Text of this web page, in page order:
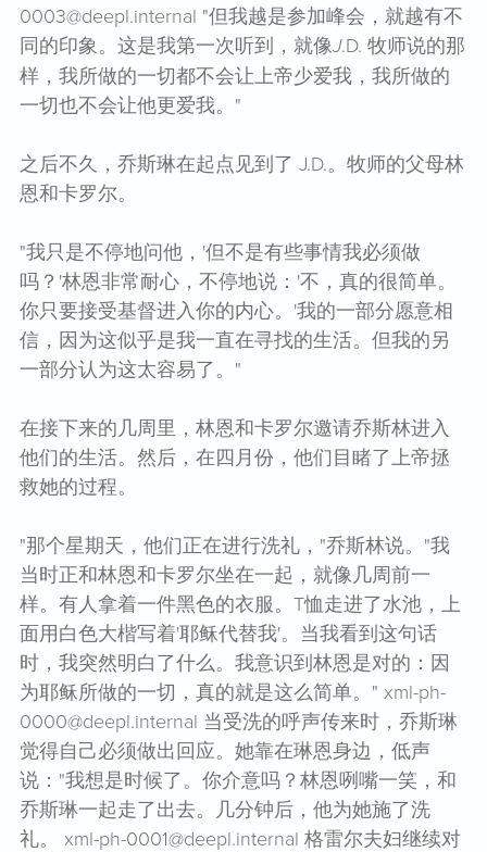
0003@deepl.internal "但我越是参加峰会，就越有不
同的印象。这是我第一次听到，就像J.D. 牧师说的那
样，我所做的一切都不会让上帝少爱我，我所做的
一切也不会让他更爱我。"
之后不久，乔斯琳在起点见到了 J.D.。牧师的父母林
恩和卡罗尔。
"我只是不停地问他，'但不是有些事情我必须做
吗？'林恩非常耐心，不停地说：'不，真的很简单。
你只要接受基督进入你的内心。'我的一部分愿意相
信，因为这似乎是我一直在寻找的生活。但我的另
一部分认为这太容易了。"
在接下来的几周里，林恩和卡罗尔邀请乔斯林进入
他们的生活。然后，在四月份，他们目睹了上帝拯
救她的过程。
"那个星期天，他们正在进行洗礼，"乔斯林说。"我
当时正和林恩和卡罗尔坐在一起，就像几周前一
样。有人拿着一件黑色的衣服。T恤走进了水池，上
面用白色大楷写着'耶稣代替我'。当我看到这句话
时，我突然明白了什么。我意识到林恩是对的：因
为耶稣所做的一切，真的就是这么简单。" xml-ph-
0000@deepl.internal 当受洗的呼声传来时，乔斯琳
觉得自己必须做出回应。她靠在琳恩身边，低声
说："我想是时候了。你介意吗？林恩咧嘴一笑，和
乔斯琳一起走了出去。几分钟后，他为她施了洗
礼。 xml-ph-0001@deepl.internal 格雷尔夫妇继续对